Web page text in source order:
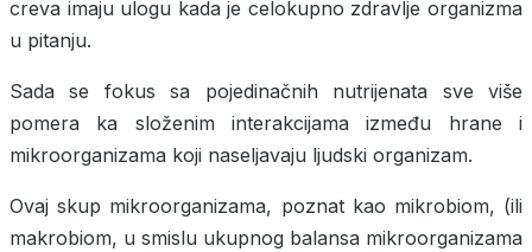
creva imaju ulogu kada je celokupno zdravlje organizma
u pitanju.
Sada se fokus sa pojedinačnih nutrijenata sve više
pomera ka složenim interakcijama između hrane i
mikroorganizama koji naseljavaju ljudski organizam.
Ovaj skup mikroorganizama, poznat kao mikrobiom, (ili
makrobiom, u smislu ukupnog balansa mikroorganizama